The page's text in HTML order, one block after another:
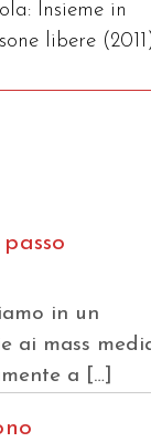
Insieme in
libere
in un
ai mass
a […]